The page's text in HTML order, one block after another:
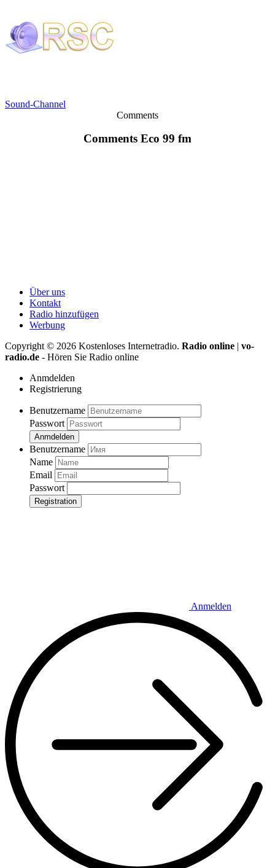
Sound-Channel
Comments
Comments Eco 99 fm
Über uns
Kontakt
Radio hinzufügen
Werbung
Copyright © 2026 Kostenloses Internetradio. Radio online | vo-
radio.de - Hören Sie Radio online
Anmdelden
Registrierung
Benutzername
Passwort
Anmdelden
Benutzername
Name
Email
Passwort
Registration
Anmelden